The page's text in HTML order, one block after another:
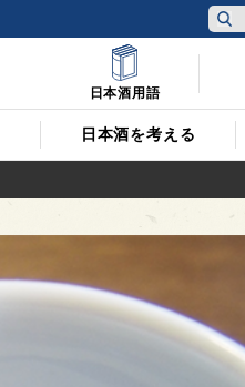
日本酒を考える
日本酒用語